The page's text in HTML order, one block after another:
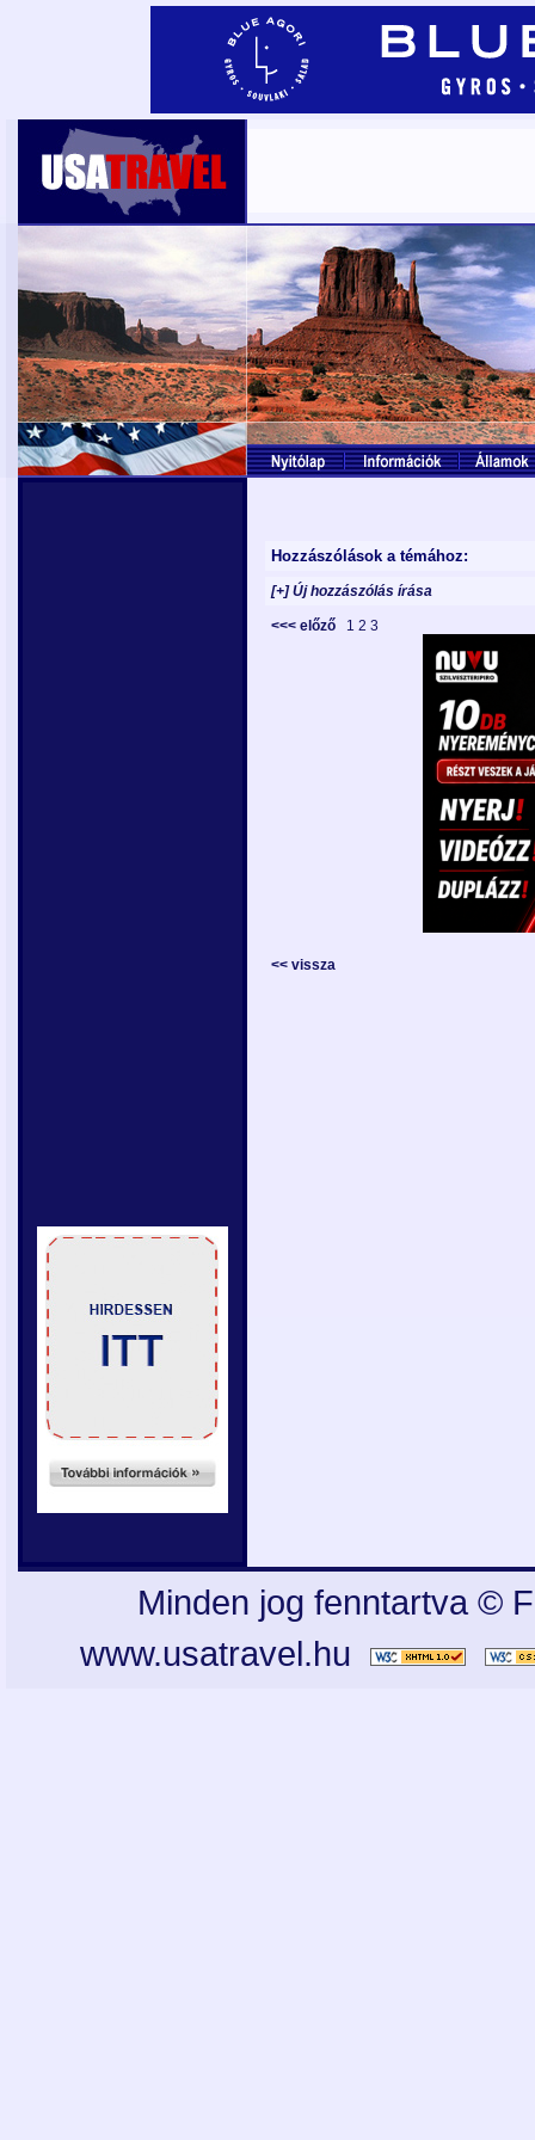
Hozzászólások a témához:
[+] Új hozzászólás írása
<<< előző 1 2 3
<< vissza
Minden jog fenntartva ©
www.usatravel.hu